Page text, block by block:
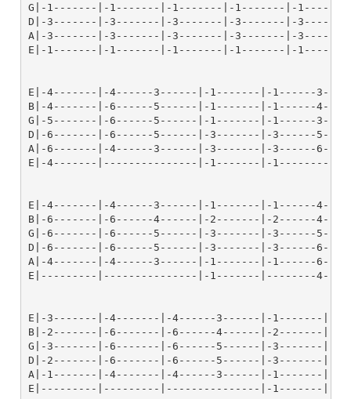
G|-1-------|-1-------|-1-------|-1-------|-
D|-3-------|-3-------|-3-------|-3-------|-
A|-3-------|-3-------|-3-------|-3-------|-
E|-1-------|-1-------|-1-------|-1-------|-
E|-4-------|-4------3------|-1-------|-1------
B|-4-------|-6------5------|-1-------|-1------
G|-5-------|-6------5------|-1-------|-1------
D|-6-------|-6------5------|-3-------|-3------
A|-6-------|-4------3------|-3-------|-3------
E|-4-------|---------------|-1-------|-
E|-4-------|-4------3------|-1-------|-1------
B|-6-------|-6------4------|-2-------|-2------
G|-6-------|-6------5------|-3-------|-3------
D|-6-------|-6------5------|-3-------|-3------
A|-4-------|-4------3------|-1-------|-1------
E|---------|---------------|-1-------|--------
E|-3-------|-4-------|-4------3------|-1-------|-
B|-2-------|-6-------|-6------4------|-2-------|-
G|-3-------|-6-------|-6------5------|-3-------|-
D|-2-------|-6-------|-6------5------|-3-------|-
A|-1-------|-4-------|-4------3------|-1-------|-
E|---------|---------|---------------|-1-------